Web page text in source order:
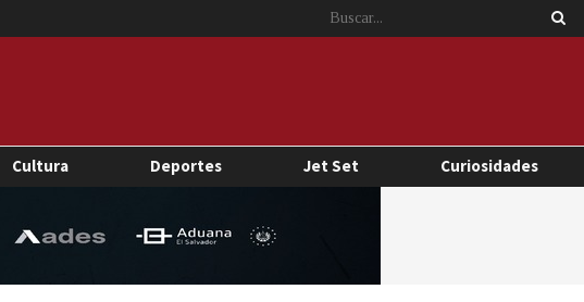
Cultura Deportes Jet Set Curiosidades